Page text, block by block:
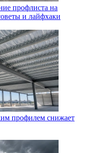
профлиста на
и лайфхаки
профилем снижает